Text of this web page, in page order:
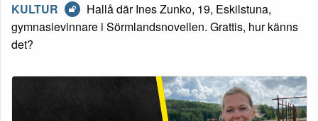
KULTUR
Hallå där Ines Zunko, 19, Eskilstuna,
gymnasievinnare i Sörmlandsnovellen. Grattis, hur känns
det?